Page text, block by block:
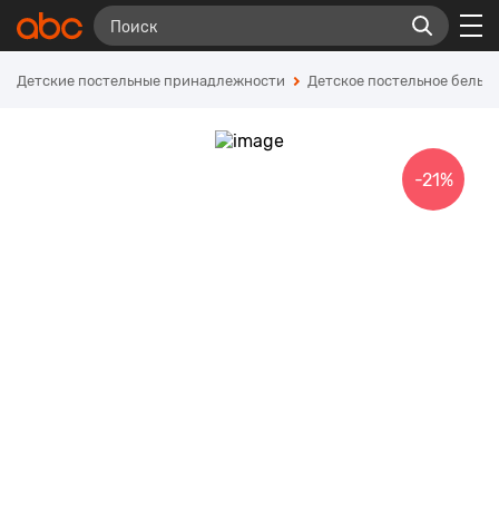
Детские постельные принадлежности Детское постельное белье
-21%